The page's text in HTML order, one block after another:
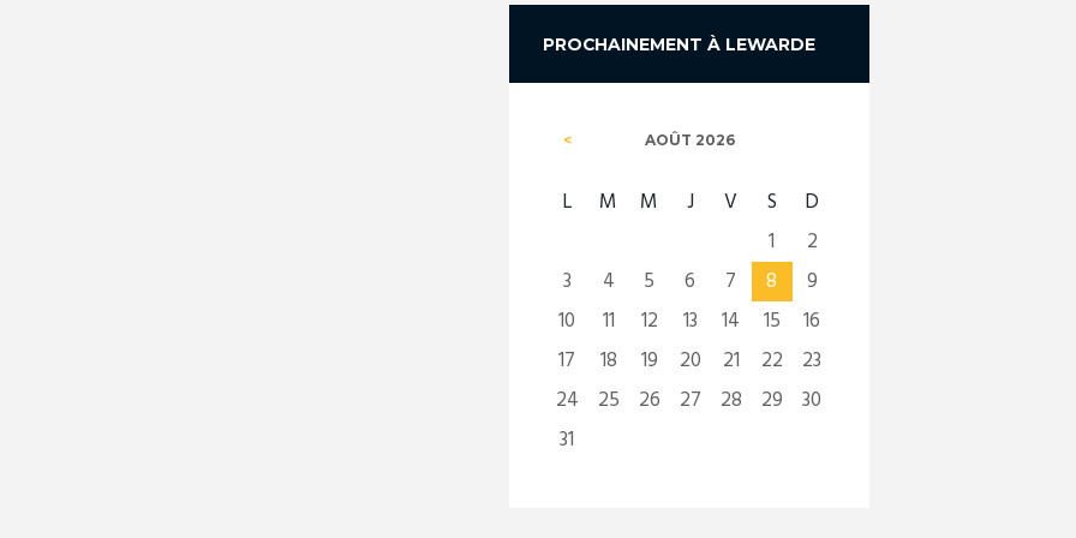
PROCHAINEMENT À LEWARDE
AOÛT 2026
L M M J V S
D
1
2
3
4 5 6 7 8
9
10
11 12 13 14 15
16
17
18 19 20 21 22
23
24
25 26 27 28 29
30
31